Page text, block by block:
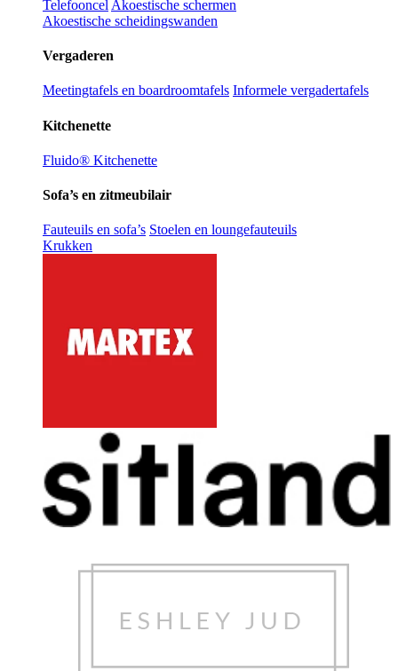
Telefooncel Akoestische schermen
Akoestische scheidingswanden
Vergaderen
Meetingtafels en boardroomtafels Informele vergadertafels
Kitchenette
Fluido® Kitchenette
Sofa’s en zitmeubilair
Fauteuils en sofa’s Stoelen en loungefauteuils
Krukken